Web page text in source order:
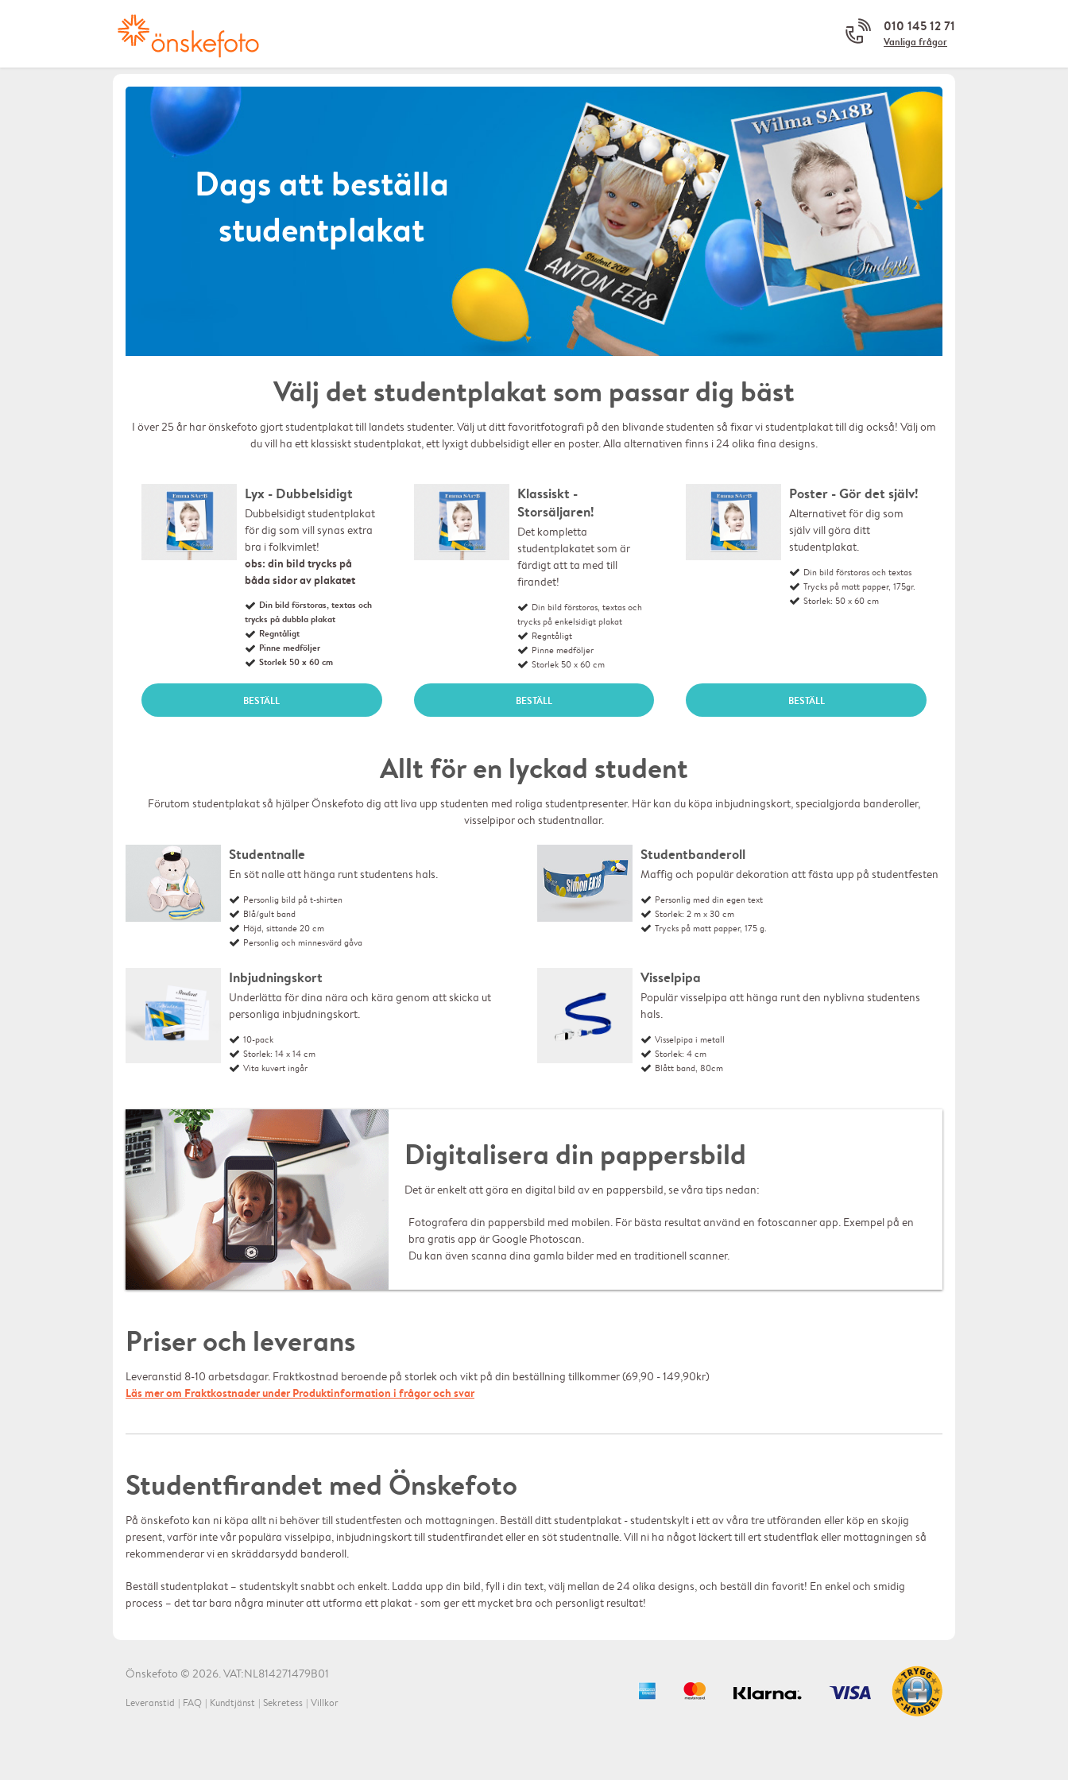
010 145 12 71
Vanliga frågor
Dags att beställa
studentplakat
Välj det studentplakat som passar dig bäst
I över 25 år har önskefoto gjort studentplakat till landets studenter. Välj ut ditt favoritfotografi på den blivande studenten så fixar vi studentplakat till dig också! Välj om
du vill ha ett klassiskt studentplakat, ett lyxigt dubbelsidigt eller en poster. Alla alternativen finns i 24 olika fina designs.
Lyx - Dubbelsidigt
Dubbelsidigt studentplakat
för dig som vill synas extra
bra i folkvimlet!
obs: din bild trycks på
båda sidor av plakatet
Din bild förstoras, textas och
trycks på dubbla plakat
Regntåligt
Pinne medföljer
Storlek 50 x 60 cm
BESTÄLL
Klassiskt -
Storsäljaren!
Det kompletta
studentplakatet som är
färdigt att ta med till
firandet!
Din bild förstoras, textas och
trycks på enkelsidigt plakat
Regntåligt
Pinne medföljer
Storlek 50 x 60 cm
BESTÄLL
Poster - Gör det själv!
Alternativet för dig som
själv vill göra ditt
studentplakat.
Din bild förstoras och textas
Trycks på matt papper, 175gr.
Storlek: 50 x 60 cm
BESTÄLL
Allt för en lyckad student
Förutom studentplakat så hjälper Önskefoto dig att liva upp studenten med roliga studentpresenter. Här kan du köpa inbjudningskort, specialgjorda banderoller,
visselpipor och studentnallar.
Studentnalle
En söt nalle att hänga runt studentens hals.
Personlig bild på t-shirten
Blå/gult band
Höjd, sittande 20 cm
Personlig och minnesvärd gåva
Studentbanderoll
Maffig och populär dekoration att fästa upp på studentfesten
Personlig med din egen text
Storlek: 2 m x 30 cm
Trycks på matt papper, 175 g.
Inbjudningskort
Underlätta för dina nära och kära genom att skicka ut
personliga inbjudningskort.
10-pack
Storlek: 14 x 14 cm
Vita kuvert ingår
Visselpipa
Populär visselpipa att hänga runt den nyblivna studentens
hals.
Visselpipa i metall
Storlek: 4 cm
Blått band, 80cm
Digitalisera din pappersbild
Det är enkelt att göra en digital bild av en pappersbild, se våra tips nedan:
Fotografera din pappersbild med mobilen. För bästa resultat använd en fotoscanner app. Exempel på en
bra gratis app är Google Photoscan.
Du kan även scanna dina gamla bilder med en traditionell scanner.
Priser och leverans
Leveranstid 8-10 arbetsdagar. Fraktkostnad beroende på storlek och vikt på din beställning tillkommer (69,90 - 149,90kr)
Läs mer om Fraktkostnader under Produktinformation i frågor och svar
Studentfirandet med Önskefoto
På önskefoto kan ni köpa allt ni behöver till studentfesten och mottagningen. Beställ ditt studentplakat - studentskylt i ett av våra tre utföranden eller köp en skojig
present, varför inte vår populära visselpipa, inbjudningskort till studentfirandet eller en söt studentnalle. Vill ni ha något läckert till ert studentflak eller mottagningen så
rekommenderar vi en skräddarsydd banderoll.
Beställ studentplakat – studentskylt snabbt och enkelt. Ladda upp din bild, fyll i din text, välj mellan de 24 olika designs, och beställ din favorit! En enkel och smidig
process – det tar bara några minuter att utforma ett plakat - som ger ett mycket bra och personligt resultat!
Önskefoto © 2026. VAT:NL814271479B01
Leveranstid FAQ Kundtjänst Sekretess Villkor